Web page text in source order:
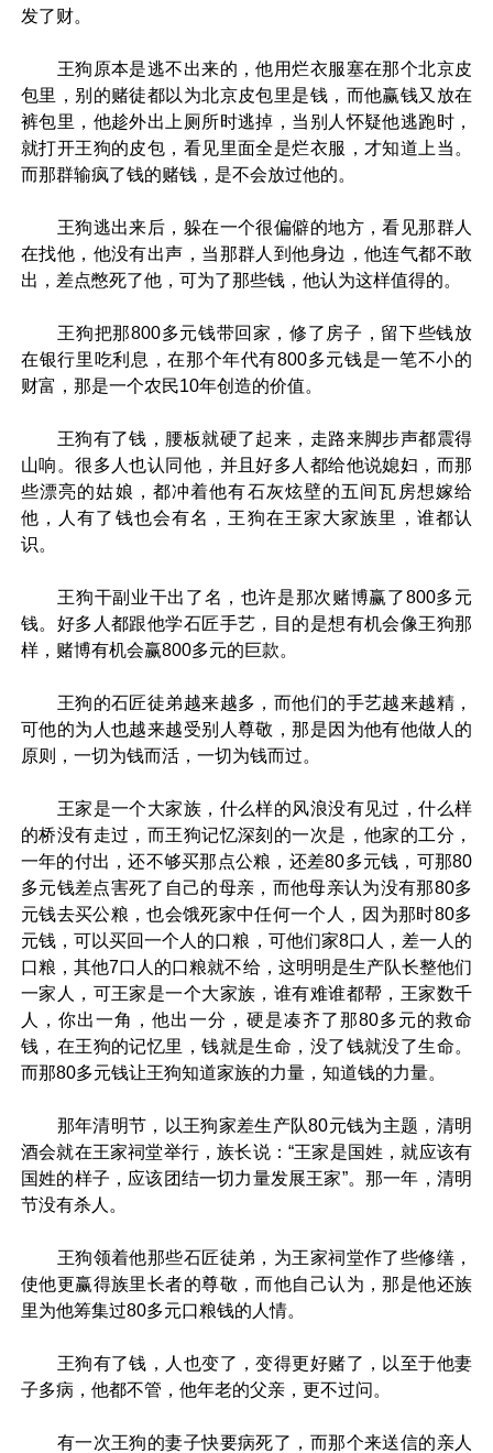
发了财。
王狗原本是逃不出来的，他用烂衣服塞在那个北京皮
包里，别的赌徒都以为北京皮包里是钱，而他赢钱又放在
裤包里，他趁外出上厕所时逃掉，当别人怀疑他逃跑时，
就打开王狗的皮包，看见里面全是烂衣服，才知道上当。
而那群输疯了钱的赌钱，是不会放过他的。
王狗逃出来后，躲在一个很偏僻的地方，看见那群人
在找他，他没有出声，当那群人到他身边，他连气都不敢
出，差点憋死了他，可为了那些钱，他认为这样值得的。
王狗把那800多元钱带回家，修了房子，留下些钱放
在银行里吃利息，在那个年代有800多元钱是一笔不小的
财富，那是一个农民10年创造的价值。
王狗有了钱，腰板就硬了起来，走路来脚步声都震得
山响。很多人也认同他，并且好多人都给他说媳妇，而那
些漂亮的姑娘，都冲着他有石灰炫壁的五间瓦房想嫁给
他，人有了钱也会有名，王狗在王家大家族里，谁都认
识。
王狗干副业干出了名，也许是那次赌博赢了800多元
钱。好多人都跟他学石匠手艺，目的是想有机会像王狗那
样，赌博有机会赢800多元的巨款。
王狗的石匠徒弟越来越多，而他们的手艺越来越精，
可他的为人也越来越受别人尊敬，那是因为他有他做人的
原则，一切为钱而活，一切为钱而过。
王家是一个大家族，什么样的风浪没有见过，什么样
的桥没有走过，而王狗记忆深刻的一次是，他家的工分，
一年的付出，还不够买那点公粮，还差80多元钱，可那80
多元钱差点害死了自己的母亲，而他母亲认为没有那80多
元钱去买公粮，也会饿死家中任何一个人，因为那时80多
元钱，可以买回一个人的口粮，可他们家8口人，差一人的
口粮，其他7口人的口粮就不给，这明明是生产队长整他们
一家人，可王家是一个大家族，谁有难谁都帮，王家数千
人，你出一角，他出一分，硬是凑齐了那80多元的救命
钱，在王狗的记忆里，钱就是生命，没了钱就没了生命。
而那80多元钱让王狗知道家族的力量，知道钱的力量。
那年清明节，以王狗家差生产队80元钱为主题，清明
酒会就在王家祠堂举行，族长说：“王家是国姓，就应该有
国姓的样子，应该团结一切力量发展王家”。那一年，清明
节没有杀人。
王狗领着他那些石匠徒弟，为王家祠堂作了些修缮，
使他更赢得族里长者的尊敬，而他自己认为，那是他还族
里为他筹集过80多元口粮钱的人情。
王狗有了钱，人也变了，变得更好赌了，以至于他妻
子多病，他都不管，他年老的父亲，更不过问。
有一次王狗的妻子快要病死了，而那个来送信的亲人